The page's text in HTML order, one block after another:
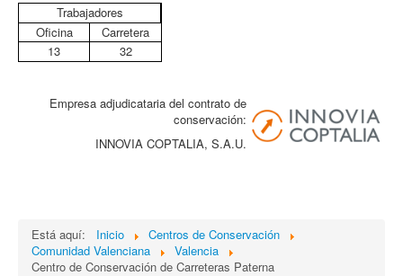
Trabajadores
Oficina
Carretera
13
32
Empresa adjudicataria del contrato de
conservación:
INNOVIA COPTALIA, S.A.U.
Está aquí: Inicio
Centros de Conservación
Comunidad Valenciana
Valencia
Centro de Conservación de Carreteras Paterna